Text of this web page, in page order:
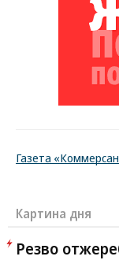
Газета
Картина дня
Резво